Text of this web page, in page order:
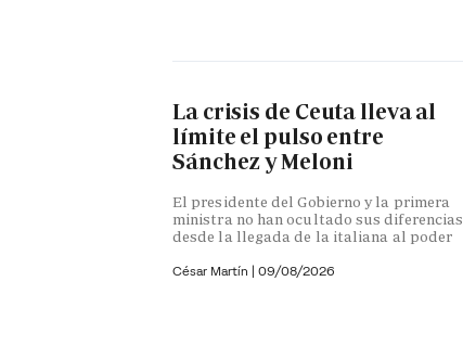
La crisis de Ceuta lleva al
límite el pulso entre
Sánchez y Meloni
El presidente del Gobierno y la primera
ministra no han ocultado sus diferencias
desde la llegada de la italiana al poder
César Martín | 09/08/2026